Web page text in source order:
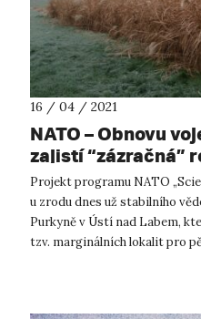
16 / 04 / 2021
NATO – Obnovu
zajistí “zázračná”
Projekt programu NATO
u zrodu dnes už stabilního
Purkyně v Ústí nad Labem,
tzv. marginálních lokalit pro